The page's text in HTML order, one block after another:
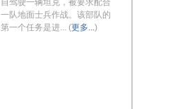
自驾驶一辆坦克，被要求配合
一队地面士兵作战。该部队的
第一个任务是进... (更多...)